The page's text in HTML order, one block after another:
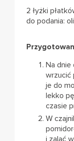
2 łyżki
do podania:
Na dnie
wrzucić
je do
lekko
czasie
W